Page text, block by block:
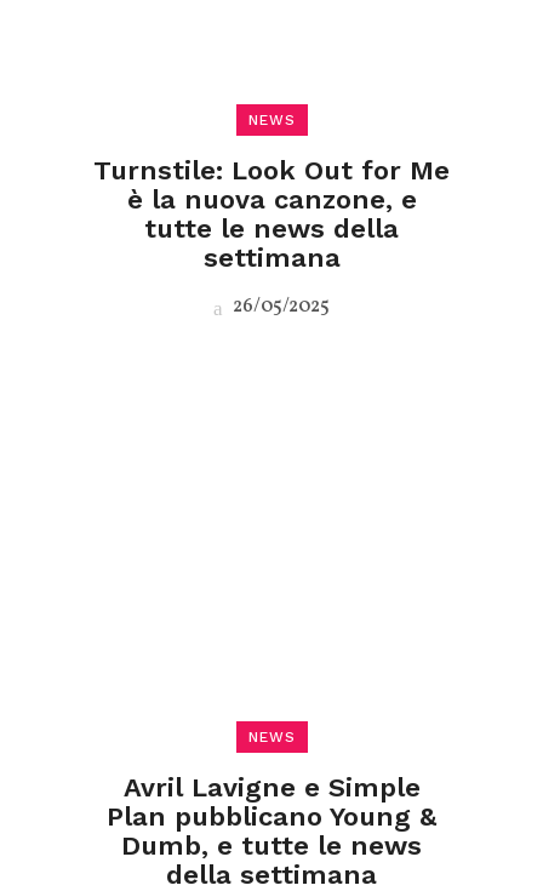
NEWS
Turnstile: Look Out for Me
è la nuova canzone, e
tutte le news della
settimana
26/05/2025
NEWS
Avril Lavigne e Simple
Plan pubblicano Young &
Dumb, e tutte le news
della settimana